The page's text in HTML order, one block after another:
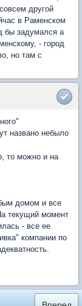
другой
в Раменском
бы задумался а
- город
но там с
названо небыло
то можно и на
домом и все
текущий момент
- все ее
компании по